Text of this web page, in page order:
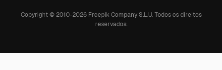
Copyright © 2010-2026Freepik Company S.L.U. Todos os direitos
reservados.